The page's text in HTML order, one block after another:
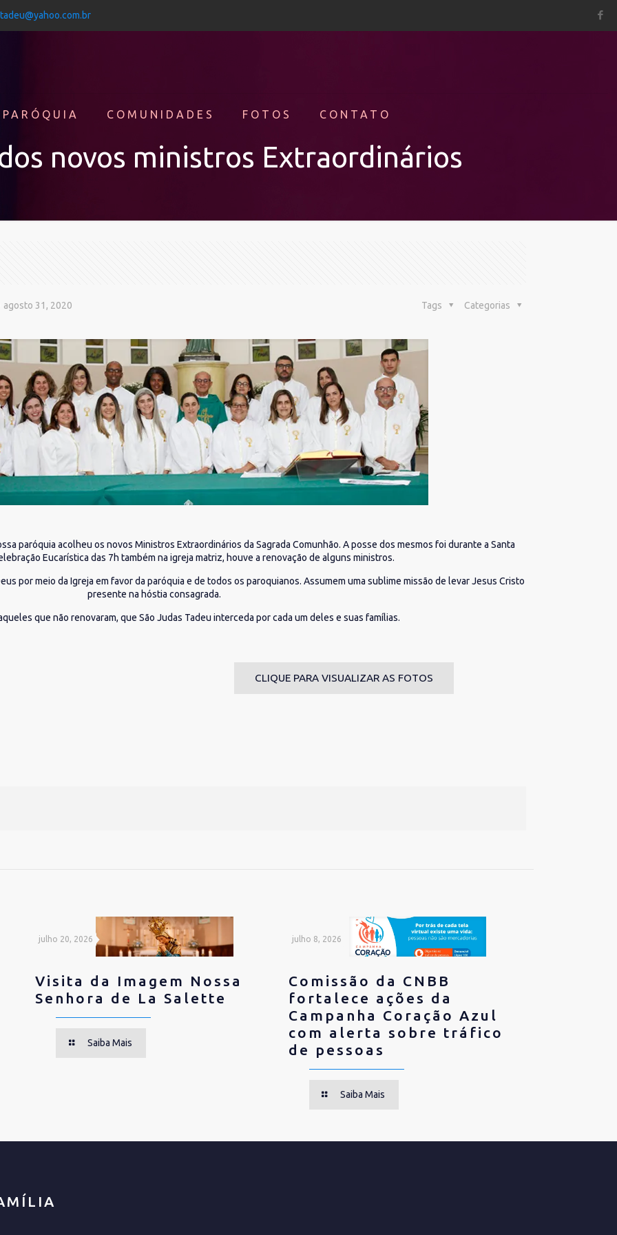
COMUNIDADES FOTOS CONTATO
novos ministros Extraordinários
agosto 31, 2020 Categorias
Tags
paróquia acolheu os novos Ministros Extraordinários da Sagrada Comunhão. A posse dos mesmos foi durante a Santa
Eucarística das 7h também na igreja matriz, houve a renovação de alguns ministros.
por meio da Igreja em favor da paróquia e de todos os paroquianos. Assumem uma sublime missão de levar Jesus Cristo
presente na hóstia consagrada.
que não renovaram, que São Judas Tadeu interceda por cada um deles e suas famílias.
CLIQUE PARA VISUALIZAR AS FOTOS
julho 20, 2026
Visita da Imagem Nossa
Senhora de La Salette
Saiba Mais
julho 8, 2026
Comissão da CNBB
fortalece ações da
Campanha Coração Azul
com alerta sobre tráfico
de pessoas
Saiba Mais